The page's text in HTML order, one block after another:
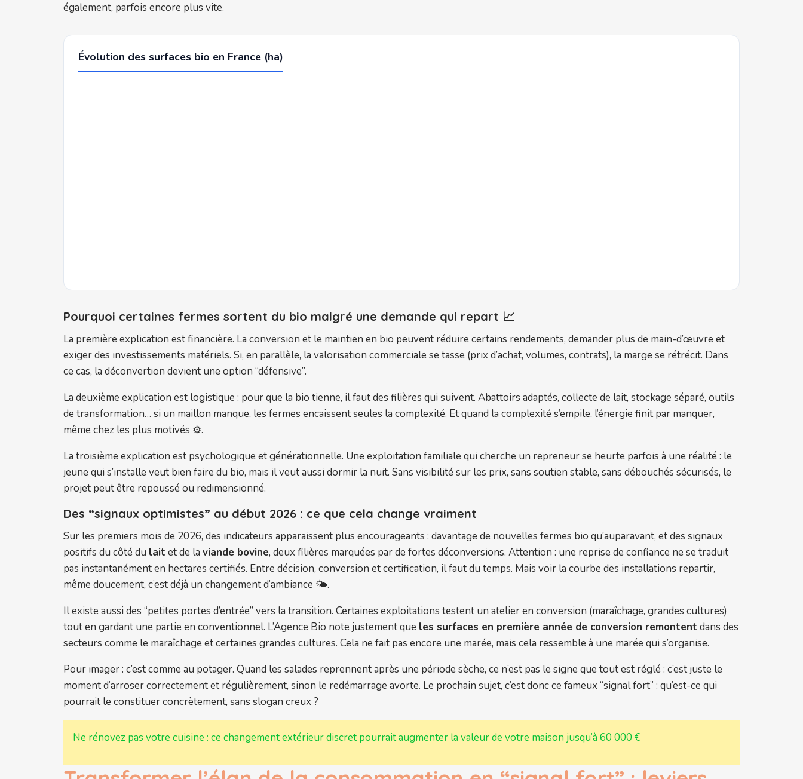
également, parfois encore plus vite.
Évolution des surfaces bio en France (ha)
Pourquoi certaines fermes sortent du bio malgré une demande qui repart 📈
La première explication est financière. La conversion et le maintien en bio peuvent réduire certains rendements, demander plus de main-d’œuvre et
exiger des investissements matériels. Si, en parallèle, la valorisation commerciale se tasse (prix d’achat, volumes, contrats), la marge se rétrécit. Dans
ce cas, la déconvertion devient une option “défensive”.
La deuxième explication est logistique : pour que la bio tienne, il faut des filières qui suivent. Abattoirs adaptés, collecte de lait, stockage séparé, outils
de transformation… si un maillon manque, les fermes encaissent seules la complexité. Et quand la complexité s’empile, l’énergie finit par manquer,
même chez les plus motivés ⚙️.
La troisième explication est psychologique et générationnelle. Une exploitation familiale qui cherche un repreneur se heurte parfois à une réalité : le
jeune qui s’installe veut bien faire du bio, mais il veut aussi dormir la nuit. Sans visibilité sur les prix, sans soutien stable, sans débouchés sécurisés, le
projet peut être repoussé ou redimensionné.
Des “signaux optimistes” au début 2026 : ce que cela change vraiment
Sur les premiers mois de 2026, des indicateurs apparaissent plus encourageants : davantage de nouvelles fermes bio qu’auparavant, et des signaux
positifs du côté du lait et de la viande bovine, deux filières marquées par de fortes déconversions. Attention : une reprise de confiance ne se traduit
pas instantanément en hectares certifiés. Entre décision, conversion et certification, il faut du temps. Mais voir la courbe des installations repartir,
même doucement, c’est déjà un changement d’ambiance 🌤️.
Il existe aussi des “petites portes d’entrée” vers la transition. Certaines exploitations testent un atelier en conversion (maraîchage, grandes cultures)
tout en gardant une partie en conventionnel. L’Agence Bio note justement que les surfaces en première année de conversion remontent dans des
secteurs comme le maraîchage et certaines grandes cultures. Cela ne fait pas encore une marée, mais cela ressemble à une marée qui s’organise.
Pour imager : c’est comme au potager. Quand les salades reprennent après une période sèche, ce n’est pas le signe que tout est réglé : c’est juste le
moment d’arroser correctement et régulièrement, sinon le redémarrage avorte. Le prochain sujet, c’est donc ce fameux “signal fort” : qu’est-ce qui
pourrait le constituer concrètement, sans slogan creux ?
Ne rénovez pas votre cuisine : ce changement extérieur discret pourrait augmenter la valeur de votre maison jusqu’à 60 000 €